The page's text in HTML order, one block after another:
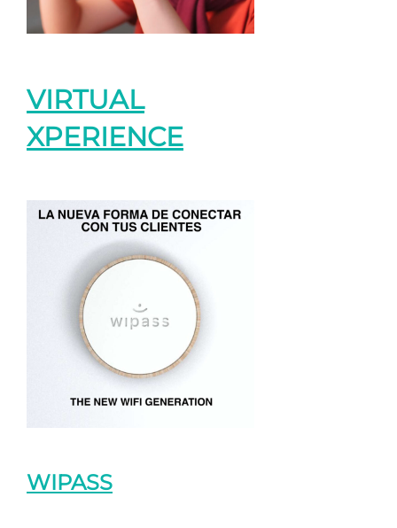
VIRTUAL
XPERIENCE
WIPASS